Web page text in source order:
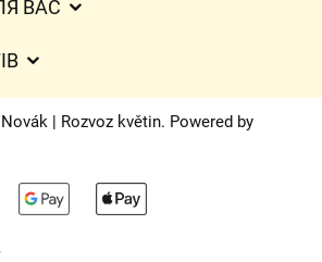
ВАС
даних
– огляд можливостей
квіти
| Rozvoz květin. Powered by